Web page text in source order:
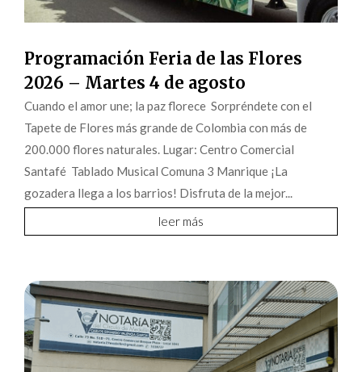
Programación Feria de las Flores
2026 – Martes 4 de agosto
Cuando el amor une; la paz florece Sorpréndete con el
Tapete de Flores más grande de Colombia con más de
200.000 flores naturales. Lugar: Centro Comercial
Santafé Tablado Musical Comuna 3 Manrique ¡La
gozadera llega a los barrios! Disfruta de la mejor...
leer más